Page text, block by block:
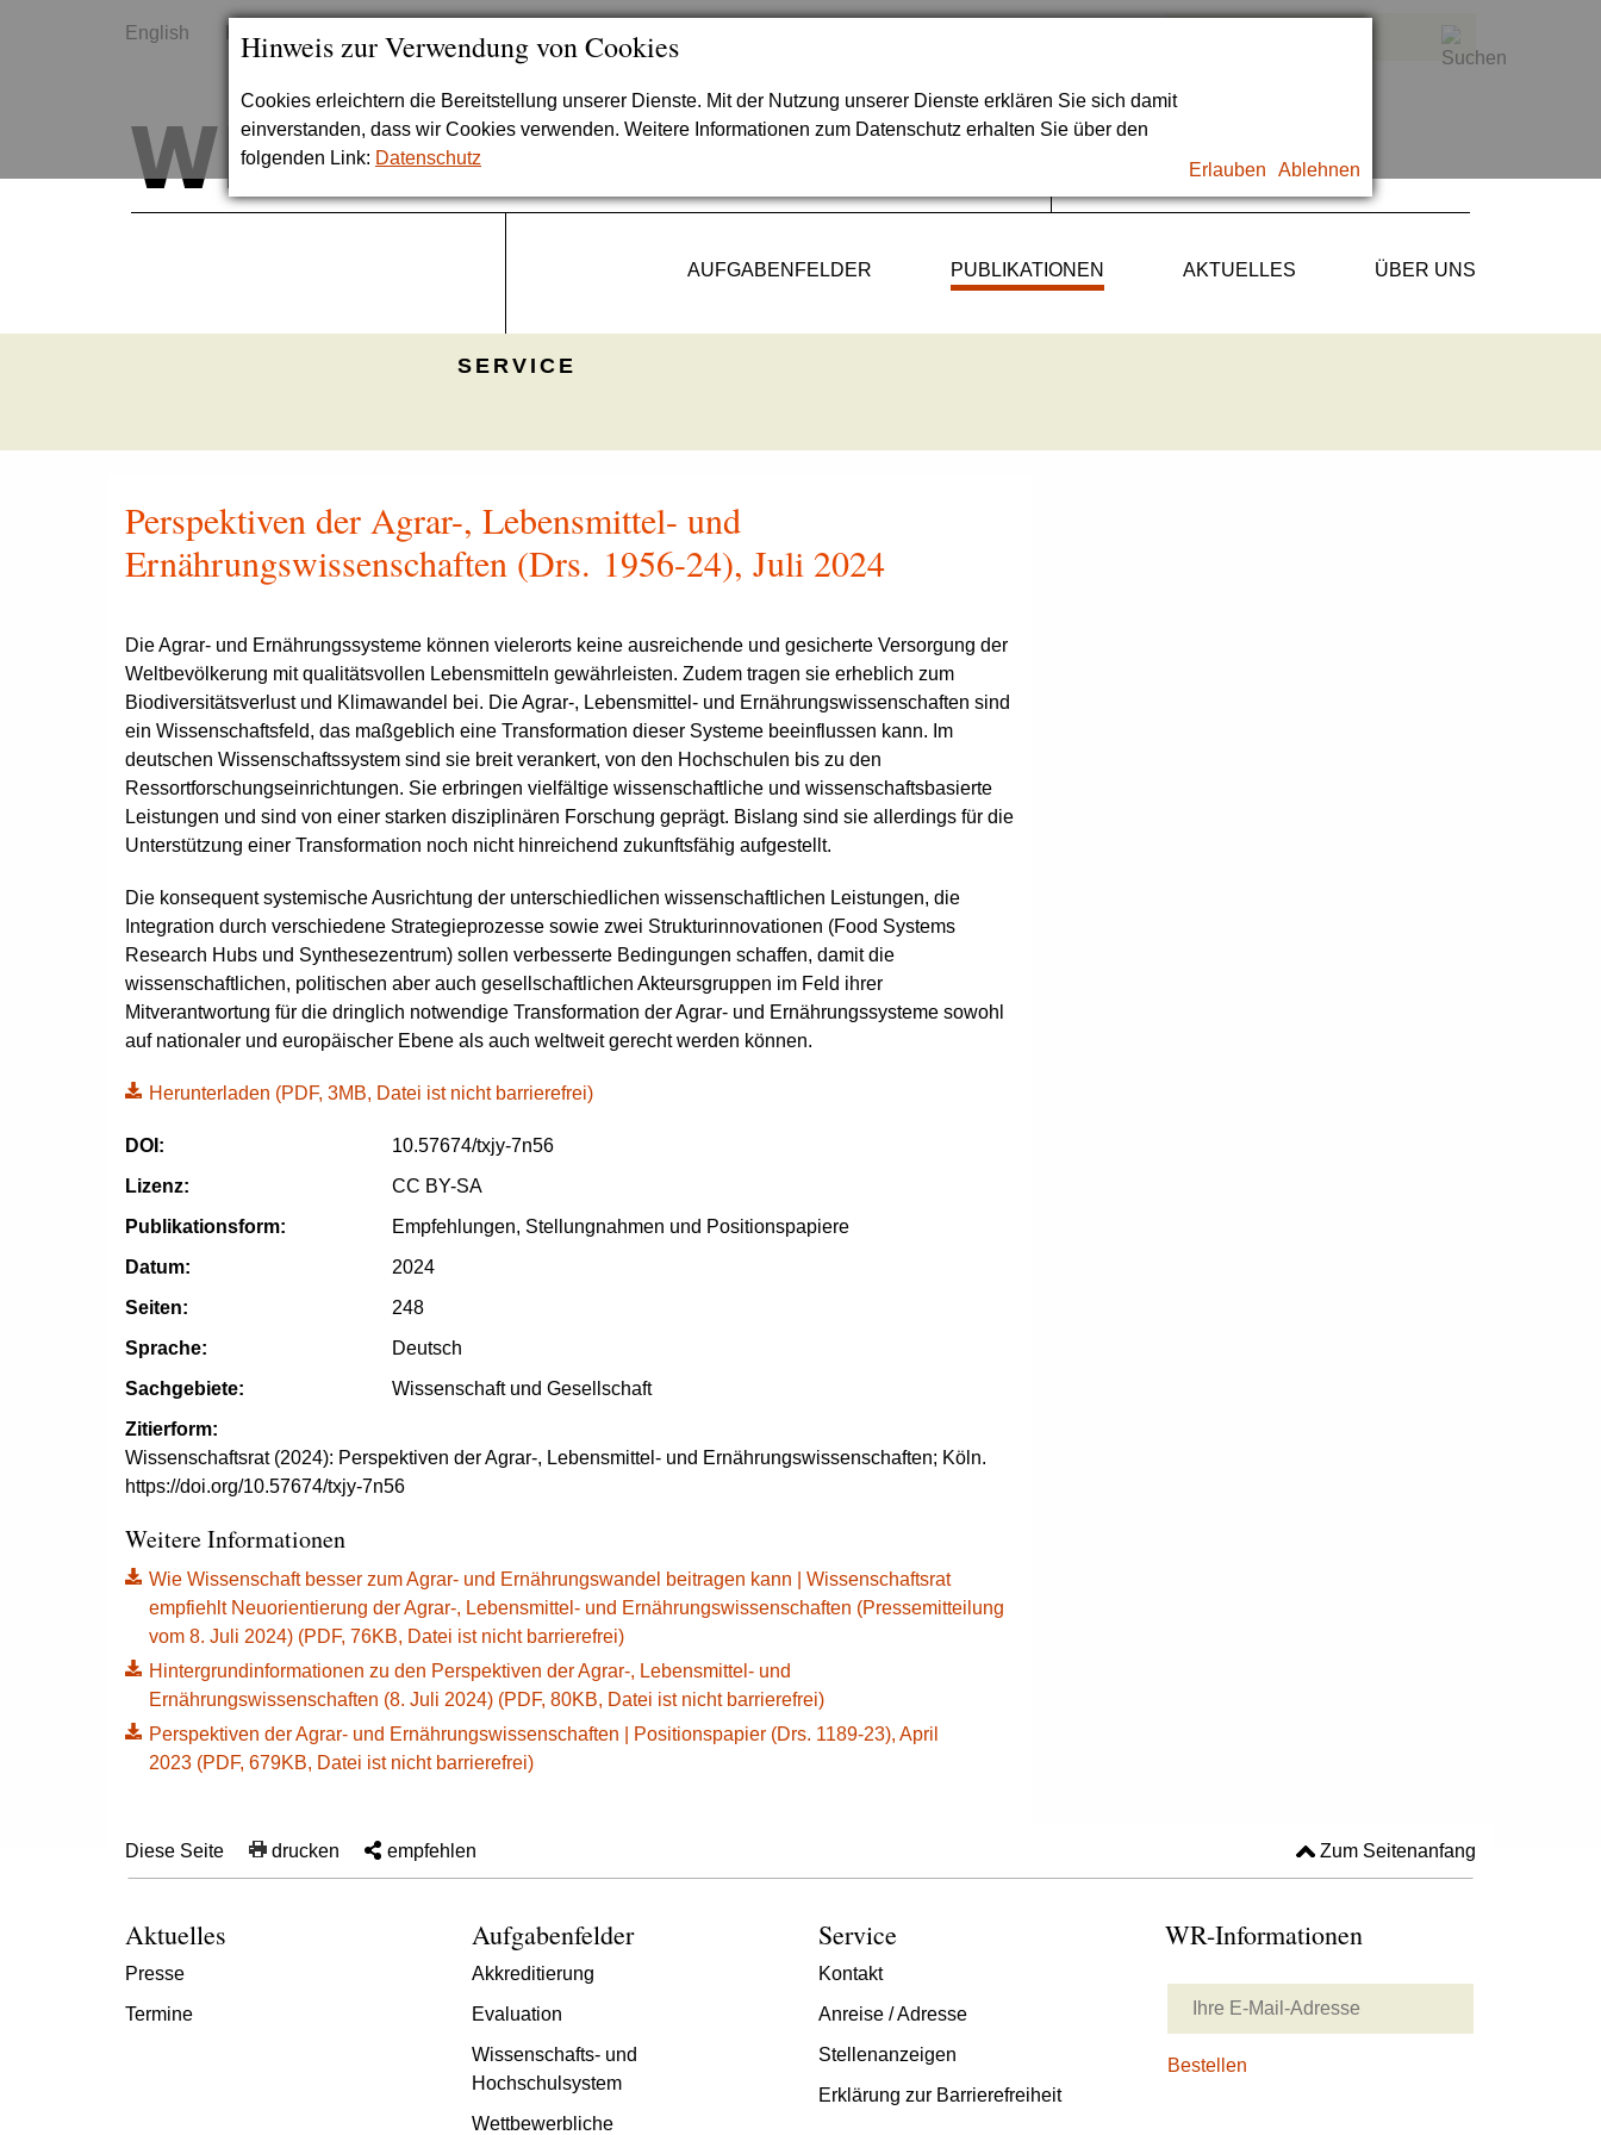
Hinweis zur Verwendung von Cookies
Cookies erleichtern die Bereitstellung unserer Dienste. Mit der Nutzung unserer Dienste erklären Sie sich damit
einverstanden, dass wir Cookies verwenden. Weitere Informationen zum Datenschutz erhalten Sie über den
folgenden Link: Datenschutz
Erlauben Ablehnen
English
AUFGABENFELDER PUBLIKATIONEN AKTUELLES ÜBER UNS
SERVICE
Perspektiven der Agrar-, Lebensmittel- und
Ernährungswissenschaften (Drs. 1956-24), Juli 2024
Die Agrar- und Ernährungssysteme können vielerorts keine ausreichende und gesicherte Versorgung der
Weltbevölkerung mit qualitätsvollen Lebensmitteln gewährleisten. Zudem tragen sie erheblich zum
Biodiversitätsverlust und Klimawandel bei. Die Agrar-, Lebensmittel- und Ernährungswissenschaften sind
ein Wissenschaftsfeld, das maßgeblich eine Transformation dieser Systeme beeinflussen kann. Im
deutschen Wissenschaftssystem sind sie breit verankert, von den Hochschulen bis zu den
Ressortforschungseinrichtungen. Sie erbringen vielfältige wissenschaftliche und wissenschaftsbasierte
Leistungen und sind von einer starken disziplinären Forschung geprägt. Bislang sind sie allerdings für die
Unterstützung einer Transformation noch nicht hinreichend zukunftsfähig aufgestellt.
Die konsequent systemische Ausrichtung der unterschiedlichen wissenschaftlichen Leistungen, die
Integration durch verschiedene Strategieprozesse sowie zwei Strukturinnovationen (Food Systems
Research Hubs und Synthesezentrum) sollen verbesserte Bedingungen schaffen, damit die
wissenschaftlichen, politischen aber auch gesellschaftlichen Akteursgruppen im Feld ihrer
Mitverantwortung für die dringlich notwendige Transformation der Agrar- und Ernährungssysteme sowohl
auf nationaler und europäischer Ebene als auch weltweit gerecht werden können.
Herunterladen (PDF, 3MB, Datei ist nicht barrierefrei)
DOI:
10.57674/txjy-7n56
Lizenz:
CC BY-SA
Publikationsform:
Empfehlungen, Stellungnahmen und Positionspapiere
Datum:
2024
Seiten:
248
Sprache:
Deutsch
Sachgebiete:
Wissenschaft und Gesellschaft
Zitierform:
Wissenschaftsrat (2024): Perspektiven der Agrar-, Lebensmittel- und Ernährungswissenschaften; Köln.
https://doi.org/10.57674/txjy-7n56
Weitere Informationen
Wie Wissenschaft besser zum Agrar- und Ernährungswandel beitragen kann | Wissenschaftsrat
empfiehlt Neuorientierung der Agrar-, Lebensmittel- und Ernährungswissenschaften (Pressemitteilung
vom 8. Juli 2024) (PDF, 76KB, Datei ist nicht barrierefrei)
Hintergrundinformationen zu den Perspektiven der Agrar-, Lebensmittel- und
Ernährungswissenschaften (8. Juli 2024) (PDF, 80KB, Datei ist nicht barrierefrei)
Perspektiven der Agrar- und Ernährungswissenschaften | Positionspapier (Drs. 1189-23), April
2023 (PDF, 679KB, Datei ist nicht barrierefrei)
Diese Seite drucken empfehlen Zum Seitenanfang
Aktuelles
Presse
Termine
Aufgabenfelder
Akkreditierung
Evaluation
Wissenschafts- und
Hochschulsystem
Wettbewerbliche
Service
Kontakt
Anreise / Adresse
Stellenanzeigen
Erklärung zur Barrierefreiheit
WR-Informationen